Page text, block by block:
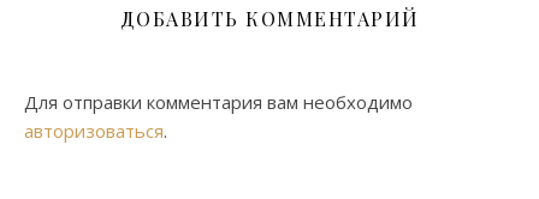
ДОБАВИТЬ КОММЕНТАРИЙ
Для отправки комментария вам необходимо
авторизоваться.